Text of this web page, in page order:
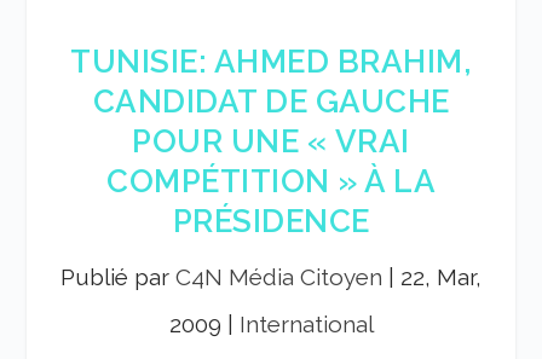
TUNISIE: AHMED BRAHIM,
CANDIDAT DE GAUCHE
POUR UNE « VRAI
COMPÉTITION » À LA
PRÉSIDENCE
Publié par C4N Média Citoyen
22, Mar,
2009
International